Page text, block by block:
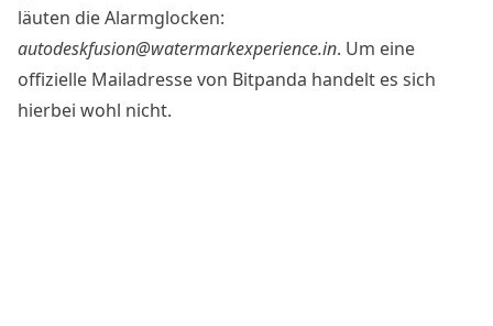
läuten die Alarmglocken:
autodeskfusion@watermarkexperience.in. Um eine
offizielle Mailadresse von Bitpanda handelt es sich
hierbei wohl nicht.